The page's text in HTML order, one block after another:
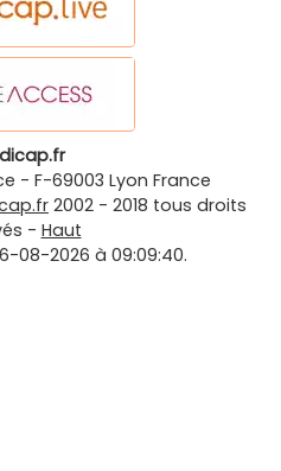
- F-69003 Lyon France
2002 - 2018 tous droits
- Haut
08-2026 à 09:09:40.